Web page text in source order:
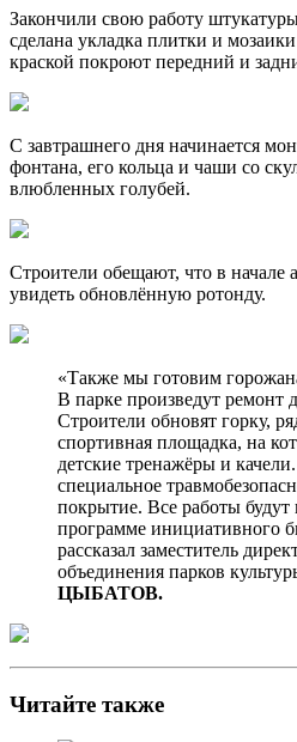
Закончили свою работу
сделана укладка плитки и
краской покроют передний и
С завтрашнего дня начинается
фонтана, его кольца и чаши со
влюбленных голубей.
Строители обещают, что в начале
увидеть обновлённую ротонду.
«Также мы готовим
В парке произведут ремонт
Строители обновят горку,
спортивная площадка, на
детские тренажёры и
специальное
покрытие. Все работы
программе инициативного
рассказал заместитель
объединения парков
ЦЫБАТОВ.
Читайте также